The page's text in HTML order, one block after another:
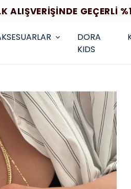
ALIŞVERİŞİNDE GEÇERLİ
DORA
KIDS